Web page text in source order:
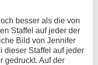
besser als die von
Staffel auf jeder der
Bild von Jennifer
dieser Staffel auf jeder
gedruckt. Auf der